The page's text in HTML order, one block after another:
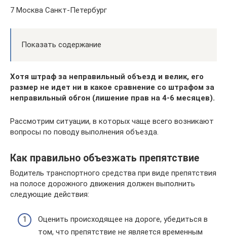
7 Москва Санкт-Петербург
Показать содержание
Хотя штраф за неправильный объезд и велик, его
размер не идет ни в какое сравнение со штрафом за
неправильный обгон (лишение прав на 4-6 месяцев).
Рассмотрим ситуации, в которых чаще всего возникают
вопросы по поводу выполнения объезда.
Как правильно объезжать препятствие
Водитель транспортного средства при виде препятствия
на полосе дорожного движения должен выполнить
следующие действия:
Оценить происходящее на дороге, убедиться в
том, что препятствие не является временным